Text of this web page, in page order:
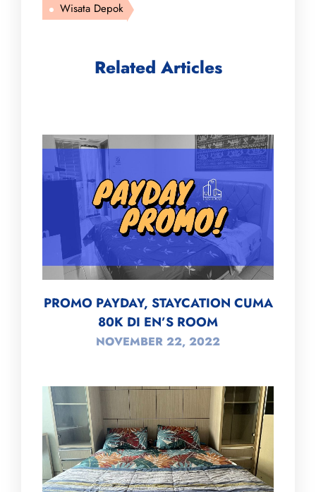
Wisata Depok
Related Articles
PROMO PAYDAY, STAYCATION CUMA
80K DI EN’S ROOM
NOVEMBER 22, 2022